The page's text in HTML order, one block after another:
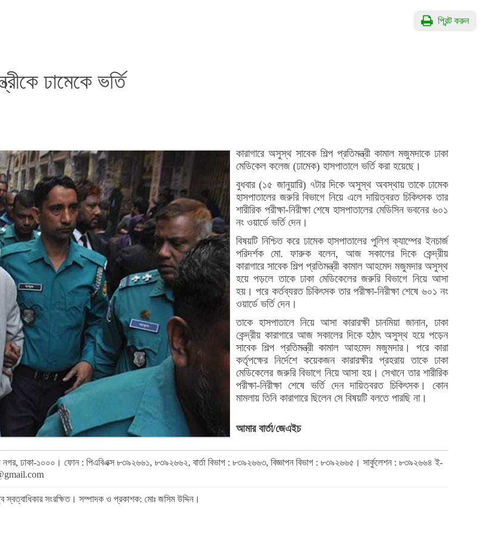
ঢামেকে ভর্তি
কারাগারে অসুস্থ সাবেক শিল্প প্রতিমন্ত্রী কামাল মজুমদাকে ঢাকা
মেডিকেল কলেজ (ঢামেক) হাসপাতালে ভর্তি করা হয়েছে।
বুধবার (১৫ জানুয়ারি) ৭টার দিকে অসুস্থ অবস্থায় তাকে ঢামেক
হাসপাতালের জরুরি বিভাগে নিয়ে এলে দায়িত্বরত চিকিৎসক তার
শারীরিক পরীক্ষা-নিরীক্ষা শেষে হাসপাতালের মেডিসিন ভবনের ৬০১
নং ওয়ার্ডে ভর্তি দেন।
বিষয়টি নিশ্চিত করে ঢামেক হাসপাতালের পুলিশ ক্যাম্পের ইনচার্জ
পরিদর্শক মো. ফারুক বলেন, আজ সকালের দিকে কেন্দ্রীয়
কারাগারে সাবেক শিল্প প্রতিমন্ত্রী কামাল আহমেদ মজুমদার অসুস্থ
হয়ে পড়লে তাকে ঢাকা মেডিকেলের জরুরি বিভাগে নিয়ে আসা
হয়। পরে কর্তব্যরত চিকিৎসক তার পরীক্ষা-নিরীক্ষা শেষে ৬০১ নং
ওয়ার্ডে ভর্তি দেন।
তাকে হাসপাতালে নিয়ে আসা কারারক্ষী চানমিয়া জানান, ঢাকা
কেন্দ্রীয় কারাগারে আজ সকালের দিকে হঠাৎ অসুস্থ হয়ে পড়েন
সাবেক শিল্প প্রতিমন্ত্রী কামাল আহমেদ মজুমদার। পরে কারা
কর্তৃপক্ষের নির্দেশে কয়েকজন কারারক্ষীর প্রহরায় তাকে ঢাকা
মেডিকেলের জরুরি বিভাগে নিয়ে আসা হয়। সেখানে তার শারীরিক
পরীক্ষা-নিরীক্ষা শেষে ভর্তি দেন দায়িত্বরত চিকিৎসক। কোন
মামলায় তিনি কারাগারে ছিলেন সে বিষয়টি বলতে পারছি না।
আমার বার্তা/জেএইচ
নগর, ঢাকা-১০০০। ফোন : পিএবিএক্স ৮৩৯২৬৬১, ৮৩৯২৬৬২, বার্তা বিভাগ : ৮৩৯২৬৬৩, বিজ্ঞাপন বিভাগ : ৮৩৯২৬৬৫। সার্কুলেশন : ৮৩৯২৬৬৪ ই-
স্বত্বাধিকার সংরক্ষিত। সম্পাদক ও প্রকাশক: মোঃ জসিম উদ্দিন।
প্রিন্ট করুন